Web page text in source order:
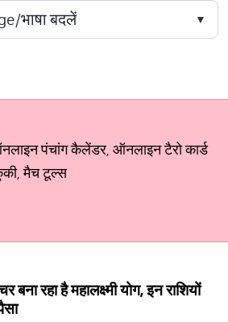
पंचांग कैलेंडर, ऑनलाइन टैरो कार्ड
मैच टूल्स
बना रहा है महालक्ष्मी योग, इन राशियों